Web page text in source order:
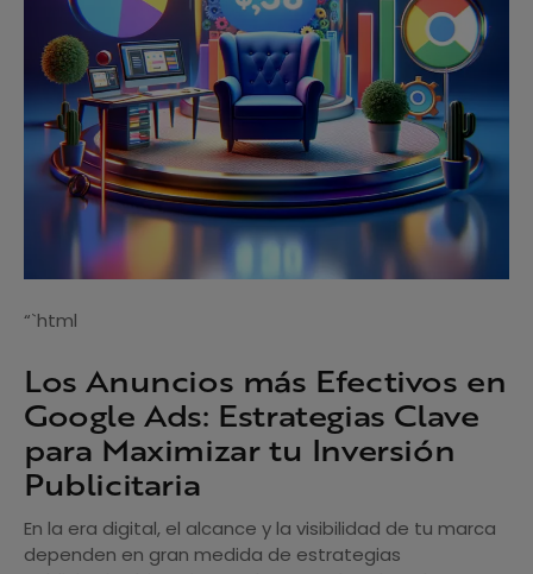
“`html
Los Anuncios más Efectivos en
Google Ads: Estrategias Clave
para Maximizar tu Inversión
Publicitaria
En la era digital, el alcance y la visibilidad de tu marca
dependen en gran medida de estrategias